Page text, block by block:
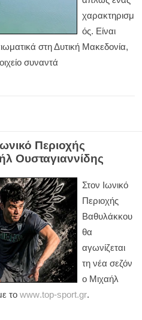
χαρακτηρισμ
ός. Είναι
στη Δυτική Μακεδονία,
συναντά
Περιοχής
Ουσταγιαννίδης
Στον Ιωνικό
Περιοχής
Βαθυλάκκου
θα
αγωνίζεται
τη νέα σεζόν
ο Μιχαήλ
το www.top-sport.gr.